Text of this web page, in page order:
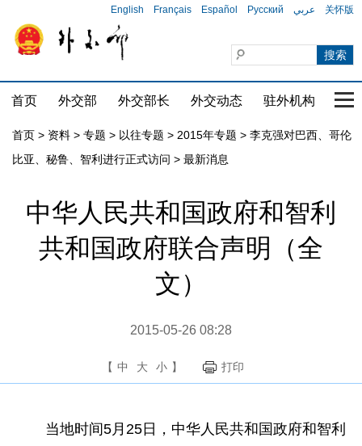
English Français Español Русский عربي 关怀版
首页 外交部 外交部长 外交动态 驻外机构 国
首页 > 资料 > 专题 > 以往专题 > 2015年专题 > 李克强对巴西、哥伦
比亚、秘鲁、智利进行正式访问 > 最新消息
中华人民共和国政府和智利
共和国政府联合声明（全
文）
2015-05-26 08:28
【 中 大 小 】 打印
当地时间5月25日，中华人民共和国政府和智利